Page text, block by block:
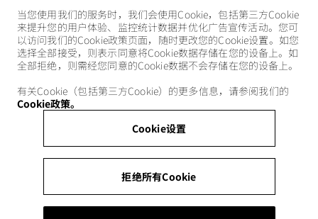
当您使用我们的服务时，我们会使用Cookie，包括第三方Cookie
来提升您的用户体验、监控统计数据并优化广告宣传活动。您可
以访问我们的Cookie政策页面，随时更改您的Cookie设置。如您
选择全部接受，则表示同意将Cookie数据存储在您的设备上。如
全部拒绝，则需经您同意的Cookie数据不会存储在您的设备上。
有关Cookie（包括第三方Cookie）的更多信息，请参阅我们的
Cookie政策。
Cookie设置
拒绝所有Cookie